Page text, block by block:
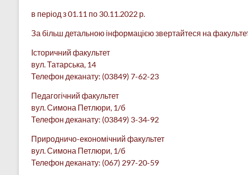
в період з 01.11 по 30.11.2022 р.
За більш детальною інформацією звертайтеся на
Історичний факультет
вул. Татарська, 14
Телефон деканату: (03849) 7-62-23
Педагогічний факультет
вул. Симона Петлюри, 1/б
Телефон деканату: (03849) 3-34-92
Природничо-економічний факультет
вул. Симона Петлюри, 1/б
Телефон деканату: (067) 297-20-59